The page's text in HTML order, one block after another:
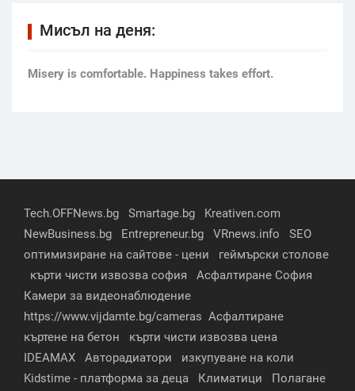
Мисъл на деня:
Мisery is comfortable. Happiness takes effort.
Tech.OFFNews.bg Smartage.bg
Kreativen.com
NewBusiness.bg
Entrepreneur.bg VRnews.info
SEO
оптимизиране на сайтове - цени
геймърски столове
кърти чисти извозва софия
Асфалтиране София
Камери за видеонаблюдение
https://www.vijdamte.bg/cameras Асфалтиране
къртене на бетон
кърти чисти извозва цена
IDEAMAX
Авторадиатори
изкупуване на коли
Kidstime - платформа за деца
Климатици Полагане